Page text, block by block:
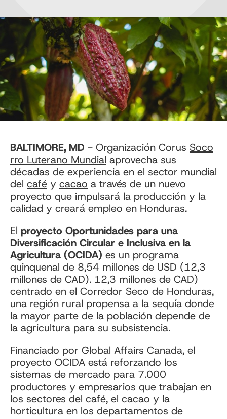
BALTIMORE, MD - Organización Corus Soco
rro Luterano Mundial aprovecha sus
décadas de experiencia en el sector mundial
del café y cacao a través de un nuevo
proyecto que impulsará la producción y la
calidad y creará empleo en Honduras.
El proyecto Oportunidades para una
Diversificación Circular e Inclusiva en la
Agricultura (OCIDA) es un programa
quinquenal de 8,54 millones de USD (12,3
millones de CAD). 12,3 millones de CAD)
centrado en el Corredor Seco de Honduras,
una región rural propensa a la sequía donde
la mayor parte de la población depende de
la agricultura para su subsistencia.
Financiado por Global Affairs Canada, el
proyecto OCIDA está reforzando los
sistemas de mercado para 7.000
productores y empresarios que trabajan en
los sectores del café, el cacao y la
horticultura en los departamentos de